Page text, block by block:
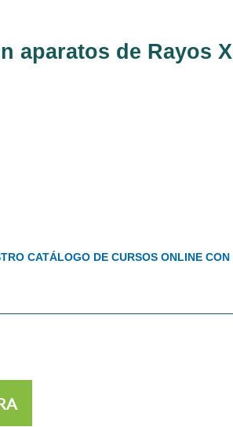
aparatos de Rayos X
CATÁLOGO DE CURSOS ONLINE CON